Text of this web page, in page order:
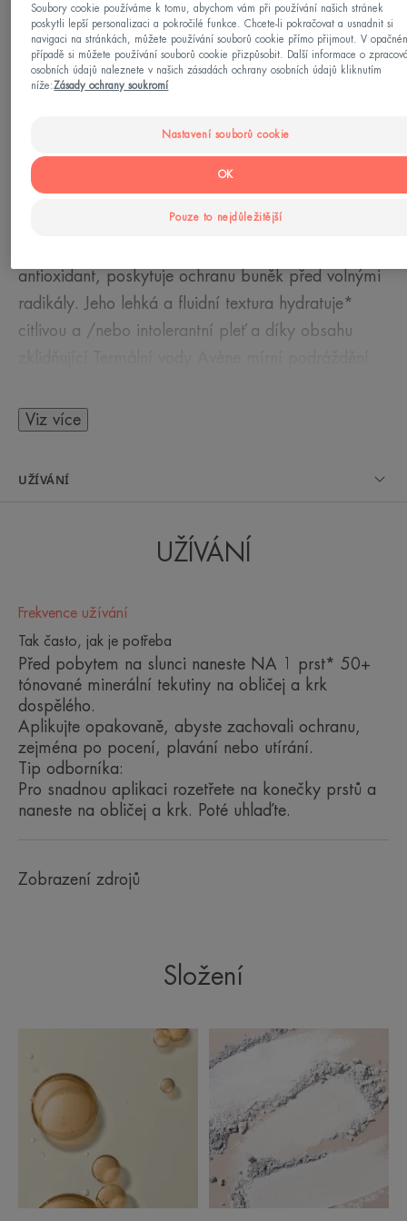
Vaše potřeba/-y
Fotoprotekce
Dokonale vyvážená tónovaná sluneční ochrana
před UVB-UVA s dobrou snášenlivostí pro
alergickou pleť intolerantní vůči chemickým filtrům
a parfemaci. 100% minerální komplex filtrů je
antioxidant, poskytuje ochranu buněk před volnými
radikály. Jeho lehká a fluidní textura hydratuje*
citlivou a /nebo intolerantní pleť a díky obsahu
sjednocuje a rozjasňuje pleť.
Výhoda
vyrovnává a rozjasňuje pleť.
• FOTO OCHRANA : fotostabilní UVB-UVA filtry,
které bojují proti škodlivým účinkům slunečních
paprsků.
• 100% MINERÁLNÍ
• VYROVNÁVÁ TÓN pleti a rozjasňuje ji a dodává
jí zářivost.
• ANTIOXIDANT : pomáhá chránit buňky před
volnými radikály.
• BEZ VŮNĚ : pro větší respekt k citlivé nebo
Viz více
UŽÍVÁNÍ
UŽÍVÁNÍ
Frekvence užívání
Tak často, jak je potřeba
Před pobytem na slunci naneste NA 1 prst* 50+
tónované minerální tekutiny na obličej a krk
dospělého.
Aplikujte opakovaně, abyste zachovali ochranu,
zejména po pocení, plavání nebo utírání.
Tip odborníka:
Pro snadnou aplikaci rozetřete na konečky prstů a
naneste na obličej a krk. Poté uhlaďte.
Zobrazení zdrojů
Složení
Soubory cookie používáme k tomu, abychom vám při používání našich stránek
poskytli lepší personalizaci a pokročilé funkce. Chcete-li pokračovat a usnadnit si
navigaci na stránkách, můžete používání souborů cookie přímo přijmout. V
případě si můžete používání souborů cookie přizpůsobit. Další informace o
osobních údajů naleznete v našich zásadách ochrany osobních údajů kliknutím
níže:Zásady ochrany soukromí
Nastavení souborů cookie
Pouze to nejdůležitější
OK